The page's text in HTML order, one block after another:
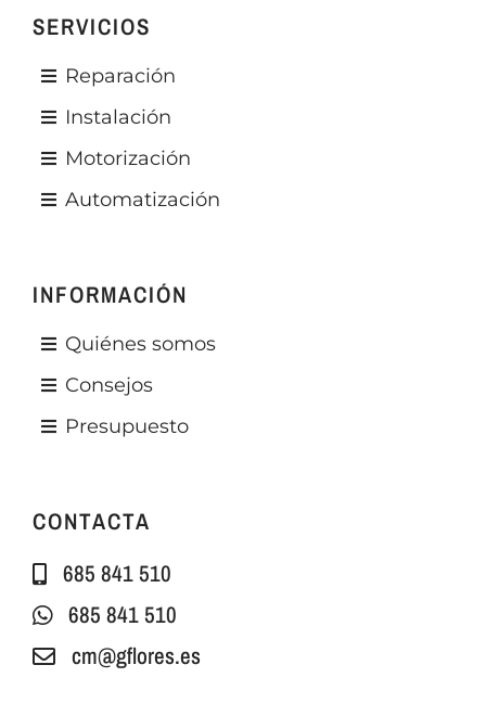
SERVICIOS
Reparación
Instalación
Motorización
Automatización
INFORMACIÓN
Quiénes somos
Consejos
Presupuesto
CONTACTA
685 841 510
685 841 510
cm@gflores.es